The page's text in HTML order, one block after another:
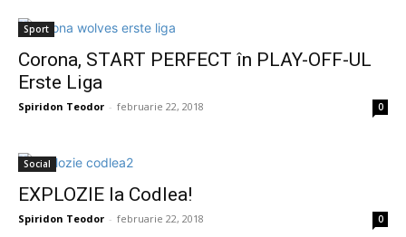
Sport
Corona, START PERFECT în PLAY-OFF-UL
Erste Liga
Spiridon Teodor - februarie 22, 2018 0
Social
EXPLOZIE la Codlea!
Spiridon Teodor - februarie 22, 2018 0